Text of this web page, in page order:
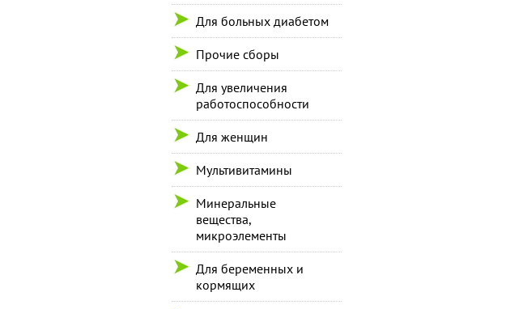
Для больных диабетом
Прочие сборы
Для увеличения
работоспособности
Для женщин
Мультивитамины
Минеральные
вещества,
микроэлементы
Для беременных и
кормящих